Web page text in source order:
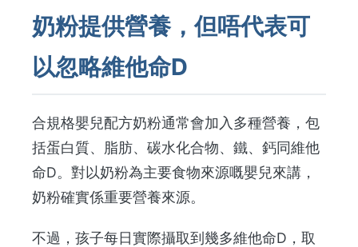
奶粉提供營養，但唔代表可
以忽略維他命D
合規格嬰兒配方奶粉通常會加入多種營養，包
括蛋白質、脂肪、碳水化合物、鐵、鈣同維他
命D。對以奶粉為主要食物來源嘅嬰兒來講，
奶粉確實係重要營養來源。
不過，孩子每日實際攝取到幾多維他命D，取